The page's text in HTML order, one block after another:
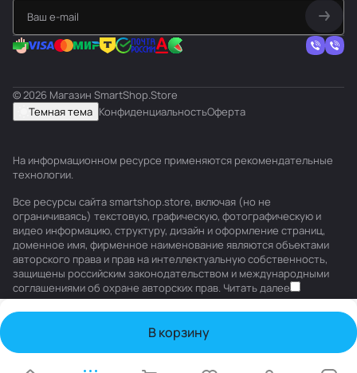
В корзину
© 2026 Магазин SmartShop.Store
Темная тема КонфиденциальностьОферта
На информационном ресурсе применяются рекомендательные
технологии.
Все ресурсы сайта smartshop.store, включая (но не
ограничиваясь) текстовую, графическую, фотографическую и
видео информацию, структуру, дизайн и оформление страниц,
доменное имя, фирменное наименование являются объектами
авторского права и прав на интеллектуальную собственность,
защищены российским законодательством и международными
соглашениями об охране авторских прав. Читать далее